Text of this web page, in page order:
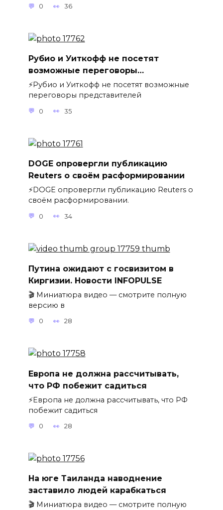
0 36
Рубио и Уиткофф не посетят
возможные переговоры…
⚡️Рубио и Уиткофф не посетят возможные
переговоры представителей
0 35
DOGE опровергли публикацию
Reuters о своём расформировании
⚡️DOGE опровергли публикацию Reuters о
своём расформировании.
0 34
Путина ожидают с госвизитом в
Киргизии. Новости INFOPULSE
🎬 Миниатюра видео — смотрите полную
версию в
0 28
Европа не должна рассчитывать,
что РФ побежит садиться
⚡️Европа не должна рассчитывать, что РФ
побежит садиться
0 28
На юге Таиланда наводнение
заставило людей карабкаться
🎬 Миниатюра видео — смотрите полную